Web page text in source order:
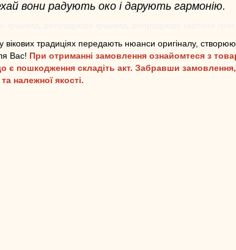
вони радують око і дарують гармонію.
вікових традиціях передають нюанси оригіналу,
Вас! При отриманні замовлення ознайомтеся з
є пошкодження складіть акт. Забравши
належної якості.